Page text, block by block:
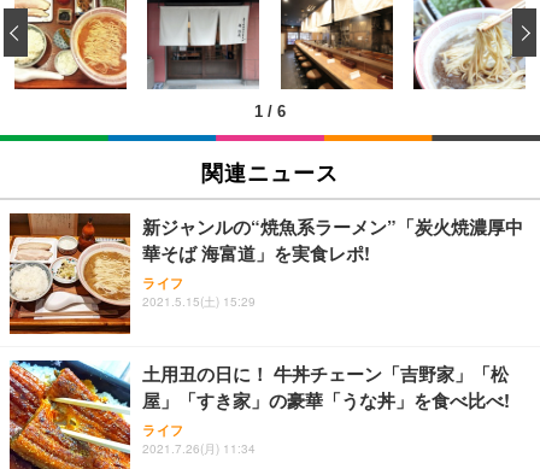
い 跳ね上げ式アームレスト コンパクト 約105度ロッ
キング pc 事務椅子 360度回転 座面昇降 強化ナイロ
ン樹脂ベース 通気性メッシュ 在宅ワーク H-WY01
(黒網+黒枠+黒足)
￥5,699
SIHOO B100 オフィスチェア／デスクチェア メッシ
ュチェア 人間工学 疲れない ブラック
￥27,999
Sezlife オフィスチェア デスクチェア 疲れない テレ
ワーク チェア 強化バックレスト 30度ロッキング機
能 人間工学 椅子 腰サポート 90度跳ね上げ式アーム
務用 おしゃれ パソコンチェア (ブラック)
Sezlife オフィスチェア デスクチェア 疲れない テレ
ワーク チェア 強化バックレスト 30度ロッキング機
能 人間工学 椅子 腰サポート 90度跳ね上げ式アーム
EV3240X-WT | 31.5型4K UHD・USB Type-C・ホワ
イト
￥105,595
EIZO ビジネス向けプレミアムモニター | FlexScan
￥109,572
【純正品】27"ゲーミングモニター DualSense 充電
フック付き（CFI-ZDM1J）
【整備済み品】Dell E2724HS 27インチ 液晶モニタ
ー フルHD（1920×1080）VA 非光沢 HDMI/DisplayP
ort/VGA スピーカー内蔵 高さ調整 スイベル VESA対
回使い捨て 無香料 ホワイト 300枚
￥3,373
Amazonベーシック ペットシーツ 厚型 ワイド 42枚
x2袋(84枚) ホワイト(吸収面:ライトブルー)
￥3,234
ネオ・ルーライフ ネオ・オムツ L 中型犬用 26枚入
り 単品
Smart Basic(スマートベーシック) 【Amazon.co.jp
限定】 Smart Basic アイリスオーヤマ ペットシーツ
超厚型 お徳用 ワイド 100枚入 (x 1) (ケース販売)
1 / 6
‹
関連ニュース
新ジャンルの“焼魚系ラーメン”「炭火焼濃厚中
華そば 海富道」を実食レポ!
ライフ
2021.5.15(土) 15:29
土用丑の日に！ 牛丼チェーン「吉野家」「松
屋」「すき家」の豪華「うな丼」を食べ比べ!
ライフ
2021.7.26(月) 11:34